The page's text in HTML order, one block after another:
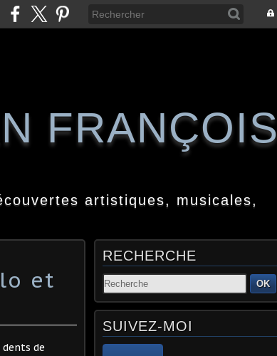
FRANÇOIS
artistiques, musicales,
et
de
RECHERCHE
OK
SUIVEZ-MOI